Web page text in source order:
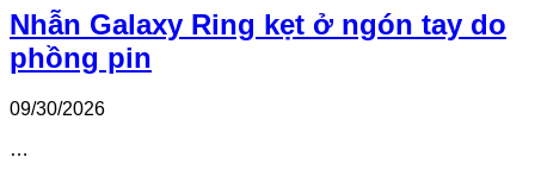
Nhẫn Galaxy Ring kẹt ở ngón tay do
phồng pin
09/30/2026
…